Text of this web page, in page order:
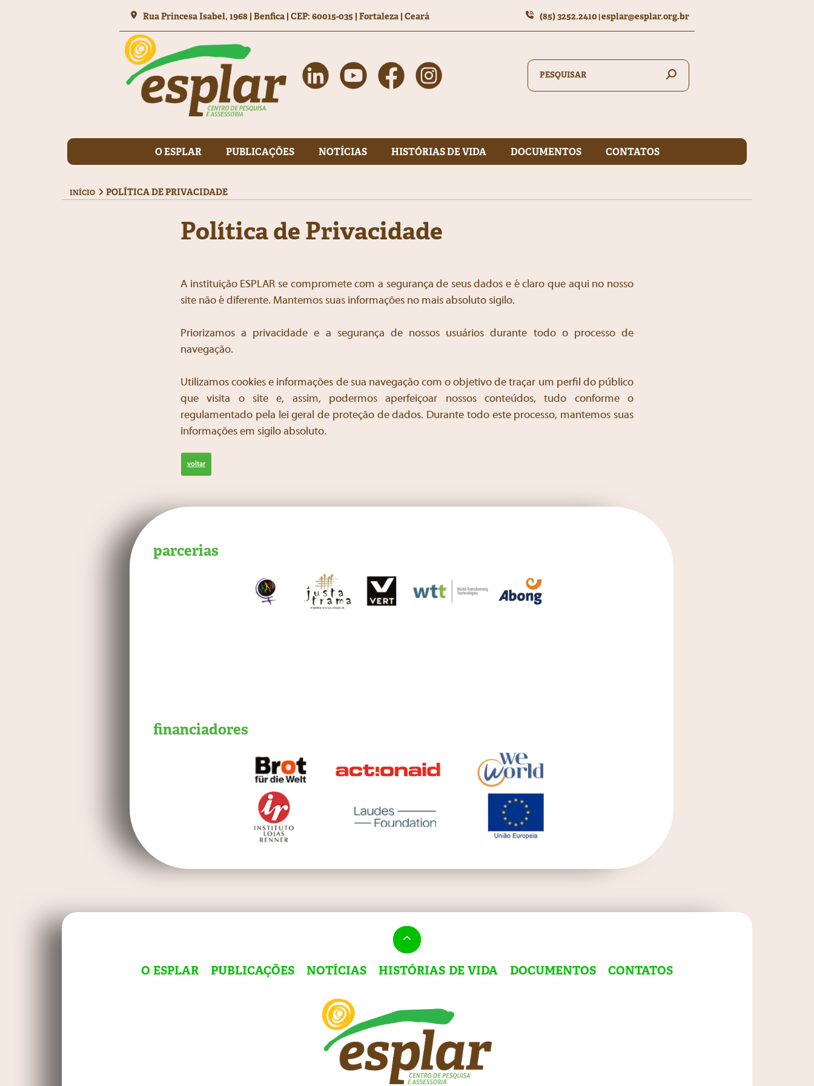
Rua Princesa Isabel, 1968 | Benfica CEP: 60015-035 | Fortaleza | Ceará (85) 3252.2410 esplar@esplar.org.br
O ESPLAR PUBLICAÇÕES NOTÍCIAS HISTÓRIAS DE VIDA DOCUMENTOS CONTATOS
INÍCIO POLÍTICA DE PRIVACIDADE
Política de Privacidade
A instituição ESPLAR se compromete com a segurança de seus dados e é claro que aqui no nosso
site não é diferente. Mantemos suas informações no mais absoluto sigilo.
Priorizamos a privacidade e a segurança de nossos usuários durante todo o processo de
navegação.
Utilizamos cookies e informações de sua navegação com o objetivo de traçar um perfil do público
que visita o site e, assim, podermos aperfeiçoar nossos conteúdos, tudo conforme o
regulamentado pela lei geral de proteção de dados. Durante todo este processo, mantemos suas
informações em sigilo absoluto.
voltar
parcerias
financiadores
O ESPLAR PUBLICAÇÕES NOTÍCIAS HISTÓRIAS DE VIDA DOCUMENTOS CONTATOS